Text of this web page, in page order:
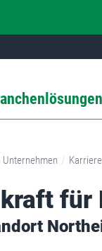
Unternehmen / Karriere
für